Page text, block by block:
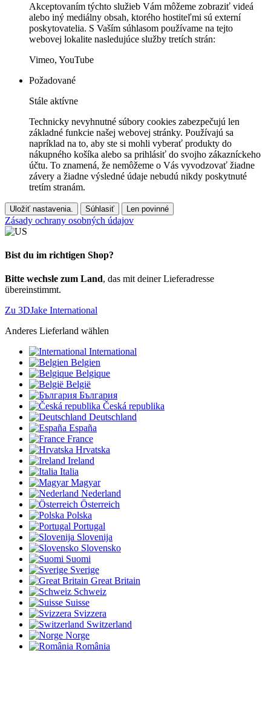
Akceptovaním týchto služieb Vám môžeme zobraziť videá
alebo iný mediálny obsah, ktorého hostiteľmi sú externí
poskytovatelia. S Vaším súhlasom používame na tejto
webovej lokalite nasledujúce služby tretích strán:
Vimeo, YouTube
Požadované
Stále aktívne
Technicky nevyhnutné súbory cookies zabezpečujú len
základné funkcie našej webovej stránky. Používajú sa
napríklad na to, aby ste si mohli vyberať produkty do
nákupného košíka alebo sa prihlásiť do svojho zákazníckeho
účtu. To znamená, že nemôžeme o Vás vyvodzovať žiadne
závery a žiadne výsledné údaje nebudú nikdy poskytnuté
tretím stranám.
Uložiť nastavenia. Súhlasiť Len povinné
Zásady ochrany osobných údajov
Bist du im richtigen Shop?
Bitte wechsle zum Land, das mit deiner Lieferadresse
übereinstimmt.
Zu 3DJake International
Anderes Lieferland wählen
International
Belgien
Belgique
België
България
Česká republika
Deutschland
España
France
Hrvatska
Ireland
Italia
Magyar
Nederland
Österreich
Polska
Portugal
Slovenija
Slovensko
Suomi
Sverige
Great Britain
Schweiz
Suisse
Svizzera
Switzerland
Norge
România